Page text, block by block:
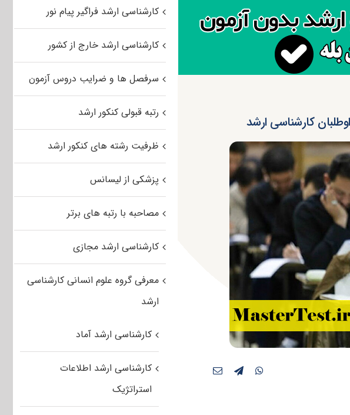
کارشناسی ارشد
کارشناسی ارشد فراگیر پیام نور
کارشناسی ارشد خارج از کشور
سرفصل ها و ضرایب دروس آزمون
رتبه قبولی کنکور ارشد
ظرفیت رشته های کنکور ارشد
پزشکی از لیسانس
مصاحبه با رتبه های برتر
کارشناسی ارشد مجازی
معرفی گروه علوم انسانی کارشناسی
ارشد
کارشناسی ارشد آماد
کارشناسی ارشد اطلاعات
استراتژیک